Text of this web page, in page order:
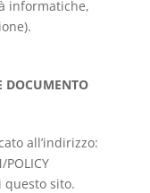
informatiche,
DOCUMENTO
all’indirizzo:
POLICY
questo sito.